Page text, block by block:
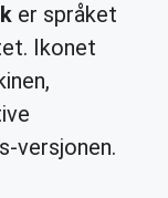
er språket
Ikonet
versjonen.